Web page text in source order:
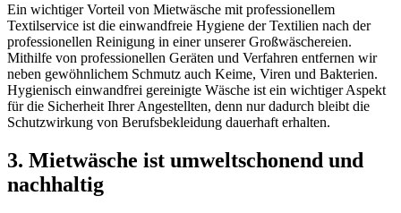
Ein wichtiger Vorteil von Mietwäsche mit professionellem
Textilservice ist die einwandfreie Hygiene der Textilien nach der
professionellen Reinigung in einer unserer Großwäschereien.
Mithilfe von professionellen Geräten und Verfahren entfernen wir
neben gewöhnlichem Schmutz auch Keime, Viren und Bakterien.
Hygienisch einwandfrei gereinigte Wäsche ist ein wichtiger Aspekt
für die Sicherheit Ihrer Angestellten, denn nur dadurch bleibt die
Schutzwirkung von Berufsbekleidung dauerhaft erhalten.
3. Mietwäsche ist umweltschonend und
nachhaltig